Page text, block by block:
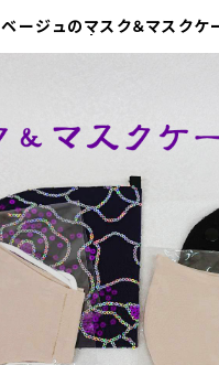
ベージュのマスク＆マスクケ